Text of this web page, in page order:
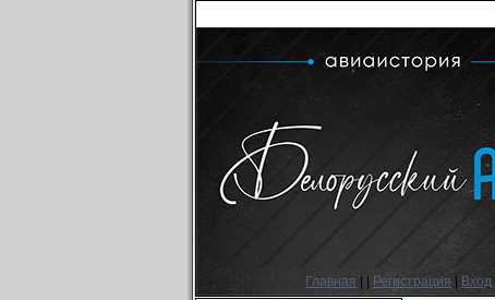
Главная Регистрация
Вход